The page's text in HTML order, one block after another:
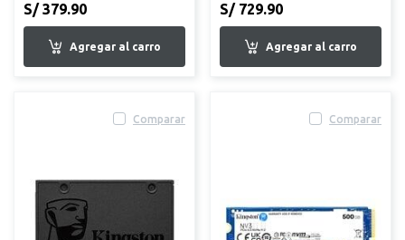
S/ 379.90 S/ 729.90
Comparar Comparar